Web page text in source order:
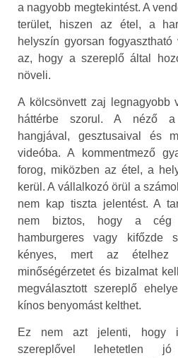
a nagyobb megtekintést. A
terület, hiszen az étel, a
helyszín gyorsan
az, hogy a szereplő által
növeli.
A kölcsönvett zaj legnagyobb
háttérbe szorul. A néző a
hangjával, gesztusaival és
videóba. A kommentmező
forog, miközben az étel, a
kerül. A vállalkozó örül a
nem kap tiszta jelentést. A
nem biztos, hogy a cég
hamburgeres vagy kifőzde
kényes, mert az ételhez
minőségérzetet és bizalmat
megválasztott szereplő
kínos benyomást kelthet.
Ez nem azt jelenti, hogy
szereplővel lehetetlen